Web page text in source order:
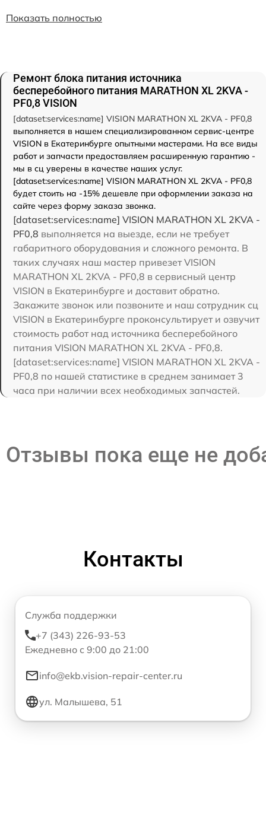
Показать полностью
Ремонт блока питания источника
бесперебойного питания MARATHON XL 2KVA -
PF0,8 VISION
[dataset:services:name] VISION MARATHON XL 2KVA - PF0,8
выполняется в нашем специализированном сервис-центре
VISION в Екатеринбурге опытными мастерами. На все виды
работ и запчасти предоставляем расширенную гарантию -
мы в сц уверены в качестве наших услуг.
[dataset:services:name] VISION MARATHON XL 2KVA - PF0,8
будет стоить на -15% дешевле при оформлении заказа на
сайте через форму заказа звонка.
[dataset:services:name] VISION MARATHON XL 2KVA -
PF0,8 выполняется на выезде, если не требует
габаритного оборудования и сложного ремонта. В
таких случаях наш мастер привезет VISION
MARATHON XL 2KVA - PF0,8 в сервисный центр
VISION в Екатеринбурге и доставит обратно.
Закажите звонок или позвоните и наш сотрудник сц
VISION в Екатеринбурге проконсультирует и озвучит
стоимость работ над источника бесперебойного
питания VISION MARATHON XL 2KVA - PF0,8.
[dataset:services:name] VISION MARATHON XL 2KVA -
PF0,8 по нашей статистике в среднем занимает 3
часа при наличии всех необходимых запчастей.
Отзывы пока еще не
Контакты
Служба поддержки
+7 (343) 226-93-53
Ежедневно с 9:00 до 21:00
info@ekb.vision-repair-center.ru
ул. Малышева, 51